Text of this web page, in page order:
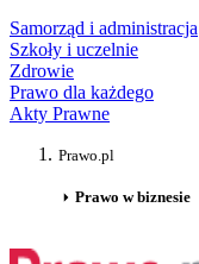
Samorząd i administracja
Szkoły i uczelnie
Zdrowie
Prawo dla każdego
Akty Prawne
Prawo.pl
Prawo w biznesie